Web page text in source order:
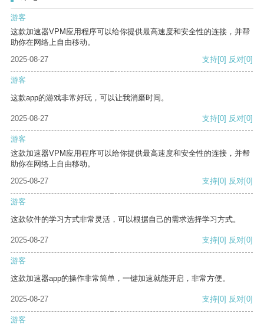
游客
这款加速器VPM应用程序可以给你提供最高速度和安全性的连接，并帮
助你在网络上自由移动。
2025-08-27
支持[0] 反对[0]
游客
这款app的游戏非常好玩，可以让我消磨时间。
2025-08-27 支持[0] 反对[0]
游客
这款加速器VPM应用程序可以给你提供最高速度和安全性的连接，并帮
助你在网络上自由移动。
2025-08-27
支持[0] 反对[0]
游客
这款软件的学习方式非常灵活，可以根据自己的需求选择学习方式。
2025-08-27 支持[0] 反对[0]
游客
这款加速器app的操作非常简单，一键加速就能开启，非常方便。
2025-08-27 支持[0] 反对[0]
游客